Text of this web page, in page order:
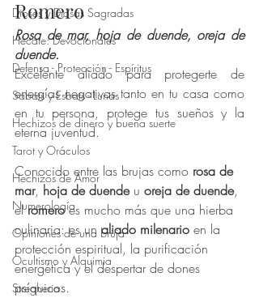
Dioses y Diosas Sagradas
Hécate: Devocionales
Defensa - Protección - Espíritus
Sabats y Esbats - Lunas
Hechizos de dinero y buena suerte
Tarot y Oráculos
Hechizos de Amor
Numerología
Opiniones de una bruja
Ocultismo y Alquimia
Stregheria
Romero
Rosa de mar, hoja de duende, oreja de
duende.
Excelente aliado para protegerte de
energías negativas tanto en tu casa como
en tu persona, protege tus sueños y la
eterna juventud.
Conocido entre las brujas como rosa de
mar, hoja de duende u oreja de duende,
el romero es mucho más que una hierba
culinaria: es un aliado milenario en la
protección espiritual, la purificación
energética y el despertar de dones
psíquicos.